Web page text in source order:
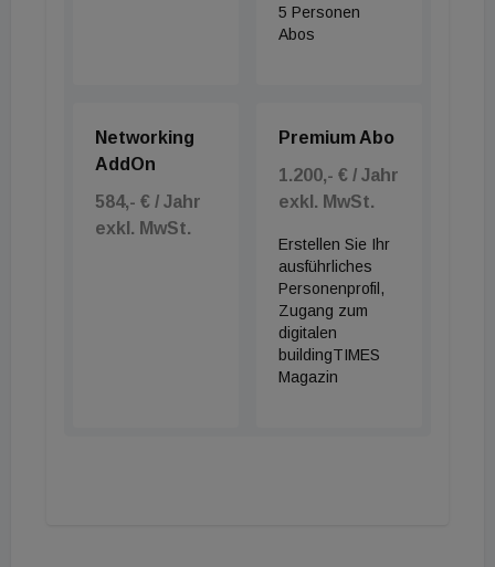
5 Personen
Abos
Networking
AddOn
584,- € / Jahr
exkl. MwSt.
Premium Abo
1.200,- € / Jahr
exkl. MwSt.
Erstellen Sie Ihr
ausführliches
Personenprofil,
Zugang zum
digitalen
buildingTIMES
Magazin